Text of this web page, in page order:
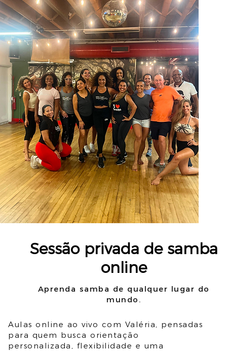
Sessão privada de samba
online
Aprenda samba de qualquer lugar do
mundo.
Aulas online ao vivo com Valéria, pensadas
para quem busca orientação
personalizada, flexibilidade e uma